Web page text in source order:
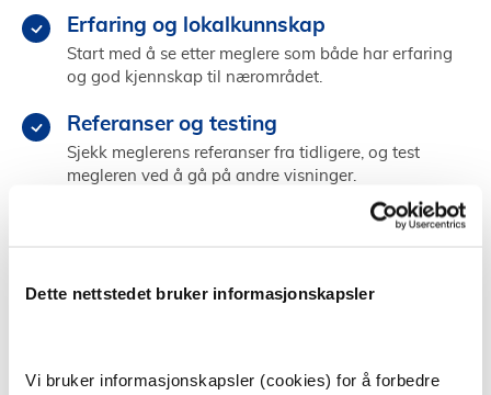
Dette nettstedet bruker informasjonskapsler
Vi bruker informasjonskapsler (cookies) for å forbedre
Erfaring og lokalkunnskap
Start med å se etter meglere som både har erfaring
og god kjennskap til nærområdet.
Referanser og testing
Sjekk meglerens referanser fra tidligere, og test
megleren ved å gå på andre visninger.